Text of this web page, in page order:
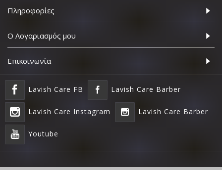
Πληροφορίες
Ο Λογαριασμός μου
Επικοινωνία
Lavish Care FB Lavish Care Barber
Lavish Care Instagram Lavish Care Barber
Youtube